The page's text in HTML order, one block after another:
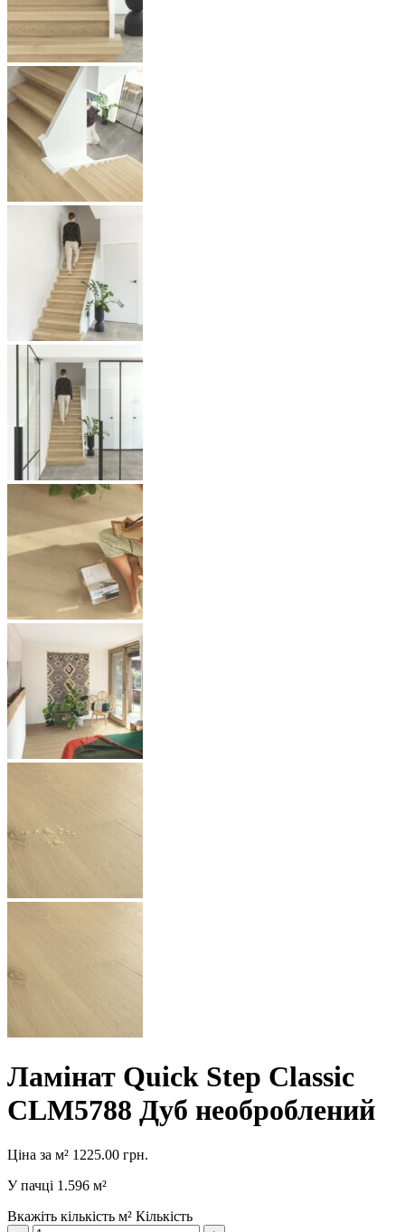
Ламінат Quick Step Classic
CLM5788 Дуб необроблений
Ціна за м² 1225.00 грн.
У пачці 1.596 м²
Вкажіть кількість м² Кількість